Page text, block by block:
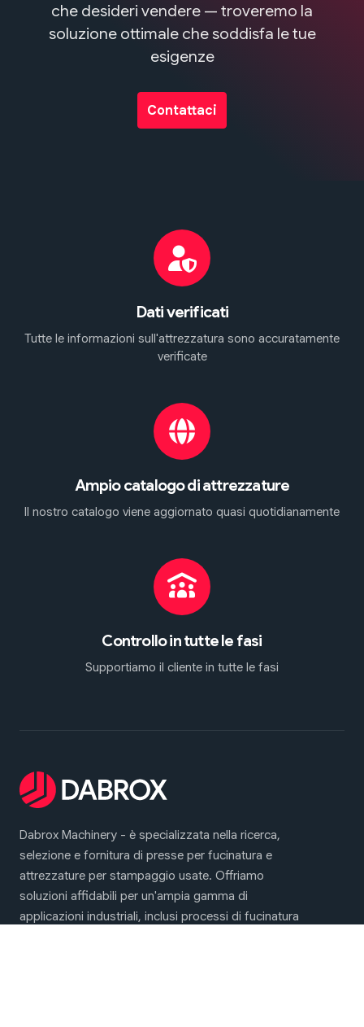
che desideri vendere — troveremo la
soluzione ottimale che soddisfa le tue
esigenze
Contattaci
Dati verificati
Tutte le informazioni sull'attrezzatura sono accuratamente
verificate
Ampio catalogo di attrezzature
Il nostro catalogo viene aggiornato quasi quotidianamente
Controllo in tutte le fasi
Supportiamo il cliente in tutte le fasi
Dabrox Machinery - è specializzata nella ricerca,
selezione e fornitura di presse per fucinatura e
attrezzature per stampaggio usate. Offriamo
soluzioni affidabili per un'ampia gamma di
applicazioni industriali, inclusi processi di fucinatura